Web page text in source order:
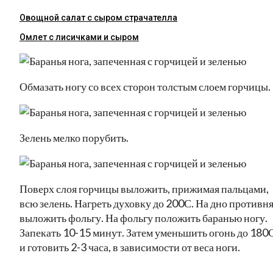
Овощной салат с сыром страчателла
Омлет с лисичками и сыром
Обмазать ногу со всех сторон толстым слоем горчицы.
Зелень мелко порубить.
Поверх слоя горчицы выложить, прижимая пальцами,
всю зелень. Нагреть духовку до 200С. На дно противня
выложить фольгу. На фольгу положить баранью ногу.
Запекать 10-15 минут. Затем уменьшить огонь до
и готовить 2-3 часа, в зависимости от веса ноги.